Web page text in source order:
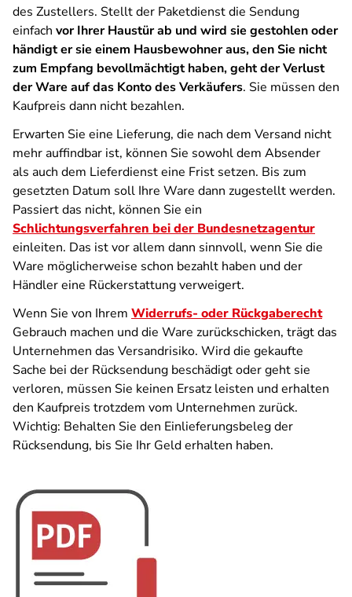
des Zustellers. Stellt der Paketdienst die Sendung
einfach vor Ihrer Haustür ab und wird sie gestohlen oder
händigt er sie einem Hausbewohner aus, den Sie nicht
zum Empfang bevollmächtigt haben, geht der Verlust
der Ware auf das Konto des Verkäufers. Sie müssen den
Kaufpreis dann nicht bezahlen.
Erwarten Sie eine Lieferung, die nach dem Versand nicht
mehr auffindbar ist, können Sie sowohl dem Absender
als auch dem Lieferdienst eine Frist setzen. Bis zum
gesetzten Datum soll Ihre Ware dann zugestellt werden.
Passiert das nicht, können Sie ein
Schlichtungsverfahren bei der Bundesnetzagentur
einleiten. Das ist vor allem dann sinnvoll, wenn Sie die
Ware möglicherweise schon bezahlt haben und der
Händler eine Rückerstattung verweigert.
Wenn Sie von Ihrem Widerrufs- oder Rückgaberecht
Gebrauch machen und die Ware zurückschicken, trägt das
Unternehmen das Versandrisiko. Wird die gekaufte
Sache bei der Rücksendung beschädigt oder geht sie
verloren, müssen Sie keinen Ersatz leisten und erhalten
den Kaufpreis trotzdem vom Unternehmen zurück.
Wichtig: Behalten Sie den Einlieferungsbeleg der
Rücksendung, bis Sie Ihr Geld erhalten haben.